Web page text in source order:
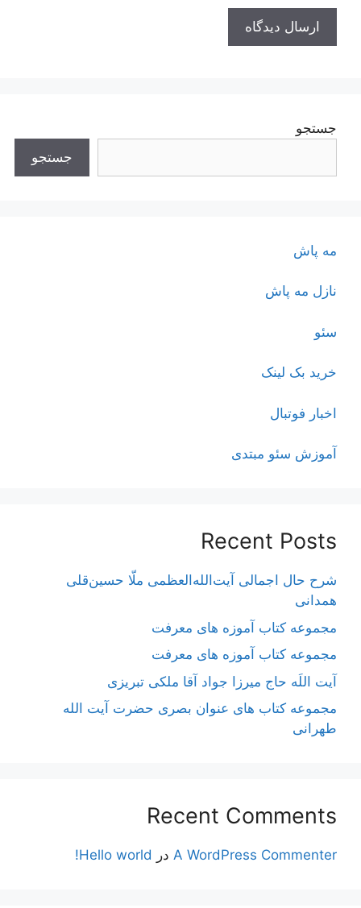
جستجو
جستجو
مه پاش
نازل مه پاش
سئو
خرید بک لینک
اخبار فوتبال
آموزش سئو مبتدی
Recent Posts
شرح حال اجمالی آیت‌الله‌العظمی ملّا حسین‌قلی
همدانی
مجموعه کتاب آموزه های معرفت
مجموعه کتاب آموزه های معرفت
آیت اللَه حاج میرزا جواد آقا ملکی تبریزی
مجموعه کتاب های عنوان بصری حضرت آیت الله
طهرانی
Recent Comments
A WordPress Commenter در Hello world!